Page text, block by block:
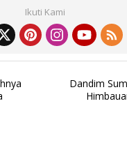
Ikuti Kami
Dandim